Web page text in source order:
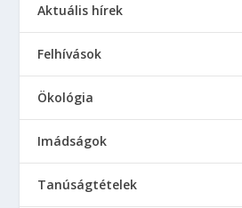
Aktuális hírek
Felhívások
Ökológia
Imádságok
Tanúságtételek